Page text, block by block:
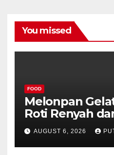
You missed
FOOD
Melonpan
Roti Renyah
Lembut yang
AUGUST 6, 2026